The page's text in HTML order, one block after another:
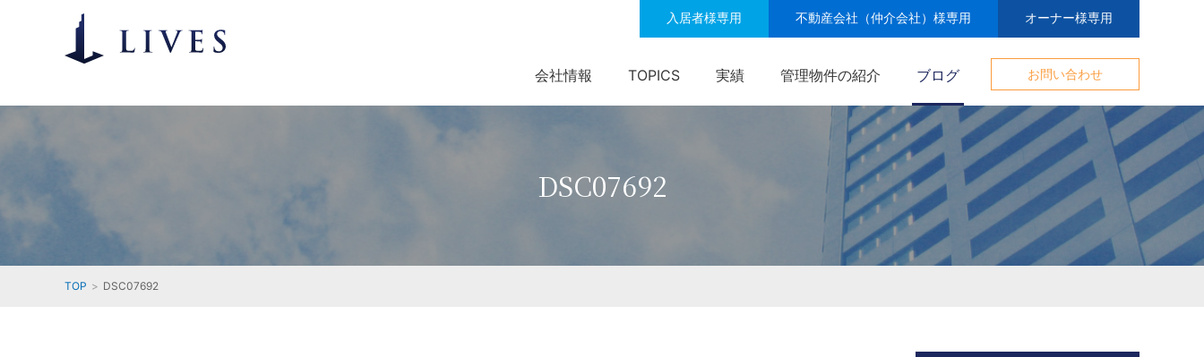
入居者様専用 不動産会社（仲介会社）様専用 オーナー様専用
会社情報 TOPICS 実績 管理物件の紹介 ブログ お問い合わせ
DSC07692
TOP DSC07692